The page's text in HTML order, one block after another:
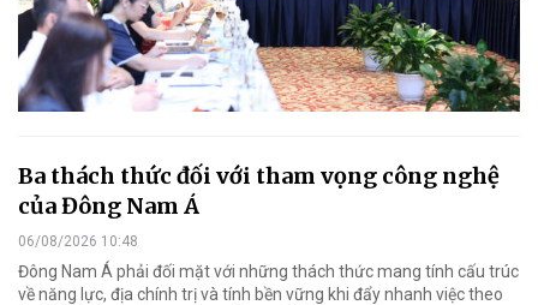
Ba thách thức đối với tham vọng công nghệ
của Đông Nam Á
06/08/2026 10:48
Đông Nam Á phải đối mặt với những thách thức mang tính cấu trúc
về năng lực, địa chính trị và tính bền vững khi đẩy nhanh việc theo